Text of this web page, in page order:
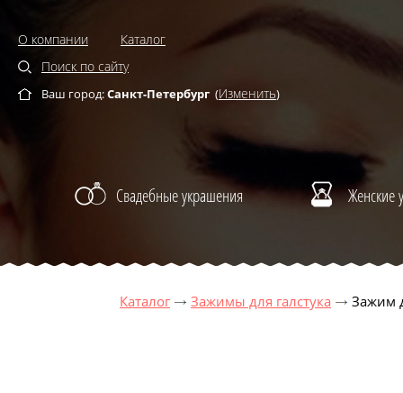
О компании
Каталог
Поиск по сайту
Ваш город:Санкт-Петербург (Изменить)
Свадебные украшения Женские
Каталог Зажимы для галстука Зажим